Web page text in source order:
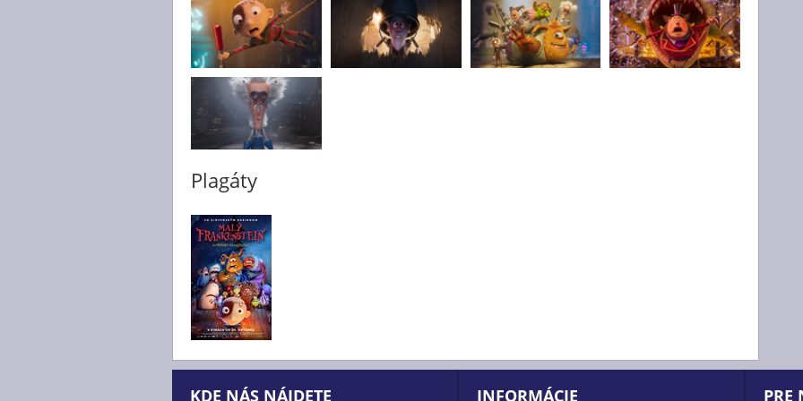
Plagáty
KDE NÁS NÁJDETE INFORMÁCIE PRE